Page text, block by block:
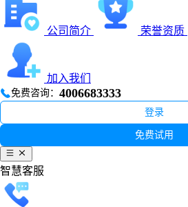
公司简介 荣誉资质
加入我们
免费咨询： 4006683333
登录
免费试用
智慧客服